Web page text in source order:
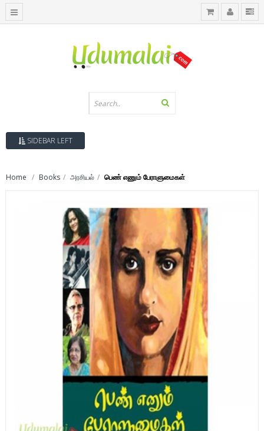
SIDEBAR LEFT
Home Books அரசியல் பெண் எணும் பேராளுமைகள்